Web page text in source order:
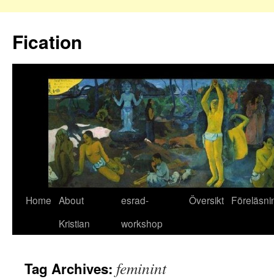
Fication
Home About
Kristian
esrad-
workshop
Översikt
Tag Archives: feminint